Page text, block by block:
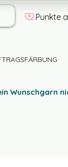
Punkte
Wunschgarn